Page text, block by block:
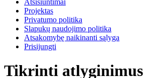
Atsisiuntimai
Projektas
Privatumo politika
Slapukų naudojimo politika
Atsakomybę naikinanti sąlyga
Prisijungti
Tikrinti